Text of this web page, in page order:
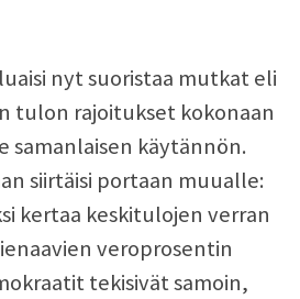
nyt suoristaa mutkat eli
tulon rajoitukset kokonaan
samanlaisen käytännön.
siirtäisi portaan muualle:
kertaa keskitulojen verran
veroprosentin
tekisivät samoin,